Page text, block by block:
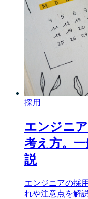
採用
エンジニ
考え方。
説
エンジニアの採
れや注意点を解説